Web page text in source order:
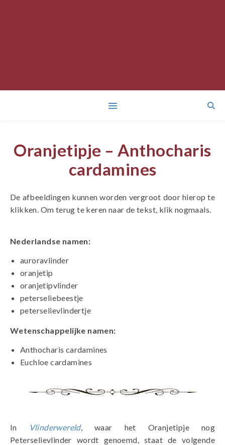
Oranjetipje – Anthocharis
cardamines
De afbeeldingen kunnen worden vergroot door hierop te
klikken. Om terug te keren naar de tekst, klik nogmaals.
Nederlandse namen:
auroravlinder
oranjetip
oranjetipvlinder
peterseliebeestje
peterselievlindertje
Wetenschappelijke namen:
Anthocharis cardamines
Euchloe cardamines
In Vlinderwereld, waar het Oranjetipje nog
Peterselievlinder wordt genoemd, staat de volgende